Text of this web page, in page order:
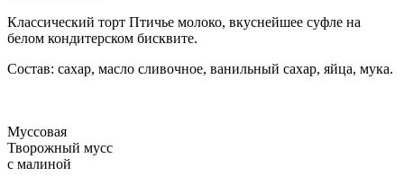
Классический торт Птичье молоко, вкуснейшее суфле на
белом кондитерском бисквите.
Состав: сахар, масло сливочное, ванильный сахар, яйца, мука.
Муссовая
Творожный мусс
с малиной